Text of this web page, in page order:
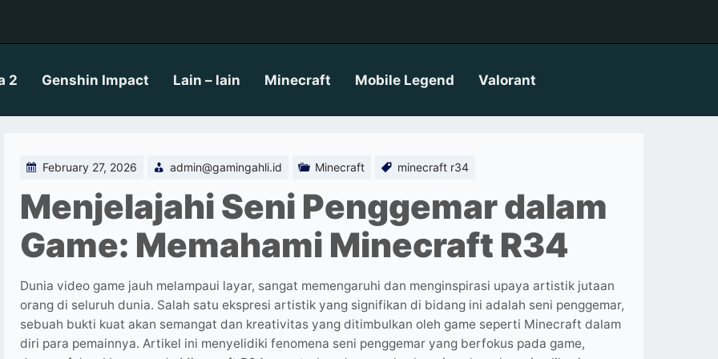
2 Genshin Impact Lain – lain Minecraft Mobile Legend Valorant
February 27, 2026 admin@gamingahli.id Minecraft minecraft r34
Menjelajahi Seni Penggemar dalam
Game: Memahami Minecraft R34
Dunia video game jauh melampaui layar, sangat memengaruhi dan menginspirasi upaya artistik jutaan
orang di seluruh dunia. Salah satu ekspresi artistik yang signifikan di bidang ini adalah seni penggemar,
sebuah bukti kuat akan semangat dan kreativitas yang ditimbulkan oleh game seperti Minecraft dalam
diri para pemainnya. Artikel ini menyelidiki fenomena seni penggemar yang berfokus pada game,